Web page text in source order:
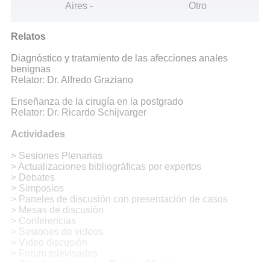
Aires -
Otro
Relatos
Diagnóstico y tratamiento de las afecciones anales
benignas
Relator: Dr. Alfredo Graziano
Enseñanza de la cirugía en la postgrado
Relator: Dr. Ricardo Schijvarger
Actividades
> Sesiones Plenarias
> Actualizaciones bibliográficas por expertos
> Debates
> Simposios
> Paneles de discusión con presentación de casos
> Mesas de discusión
> Conferencias
> Sesiones de videos
> Video discusión